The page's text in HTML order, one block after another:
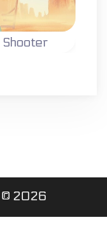
© 2026